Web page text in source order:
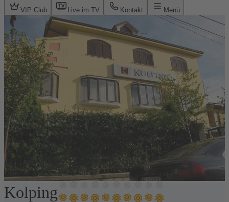
VIP Club Live im TV Kontakt Menü
Kolping